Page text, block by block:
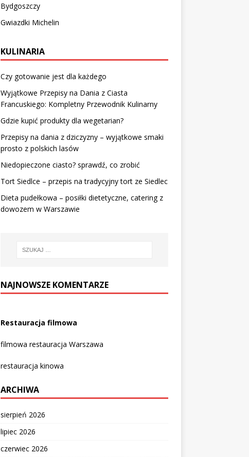
Bydgoszczy
Gwiazdki Michelin
KULINARIA
Czy gotowanie jest dla każdego
Wyjątkowe Przepisy na Dania z Ciasta
Francuskiego: Kompletny Przewodnik Kulinarny
Gdzie kupić produkty dla wegetarian?
Przepisy na dania z dziczyzny – wyjątkowe smaki
prosto z polskich lasów
Niedopieczone ciasto? sprawdź, co zrobić
Tort Siedlce – przepis na tradycyjny tort ze Siedlec
Dieta pudełkowa – posiłki dietetyczne, catering z
dowozem w Warszawie
NAJNOWSZE KOMENTARZE
Restauracja filmowa
filmowa restauracja Warszawa
restauracja kinowa
ARCHIWA
sierpień 2026
lipiec 2026
czerwiec 2026